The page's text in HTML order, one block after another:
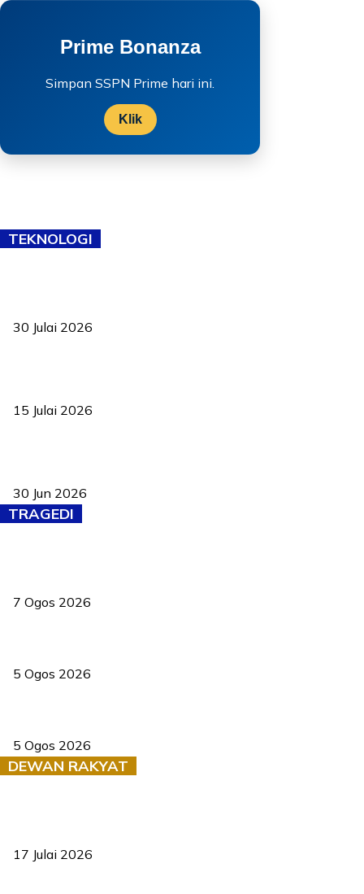
Prime Bonanza
Simpan SSPN Prime hari ini.
Klik
TEKNOLOGI
30 Julai 2026
15 Julai 2026
30 Jun 2026
TRAGEDI
7 Ogos 2026
5 Ogos 2026
5 Ogos 2026
DEWAN RAKYAT
17 Julai 2026